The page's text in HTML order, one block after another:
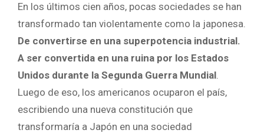
En los últimos cien años, pocas sociedades se han
transformado tan violentamente como la japonesa.
De convertirse en una superpotencia industrial.
A ser convertida en una ruina por los Estados
Unidos durante la Segunda Guerra Mundial.
Luego de eso, los americanos ocuparon el país,
escribiendo una nueva constitución que
transformaría a Japón en una sociedad